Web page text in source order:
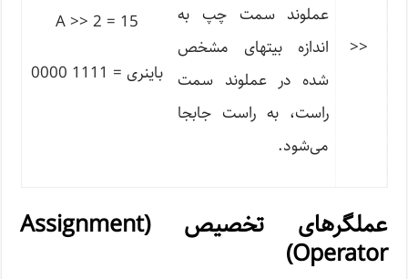
<<
عملوند سمت چپ به
اندازه بیتهای مشخص
شده در عملوند سمت
راست، به راست جابجا
می‌شود.
A >> 2 = 15
باینری = 1111 0000
عملگرهای تخصیص (Assignment
Operator)